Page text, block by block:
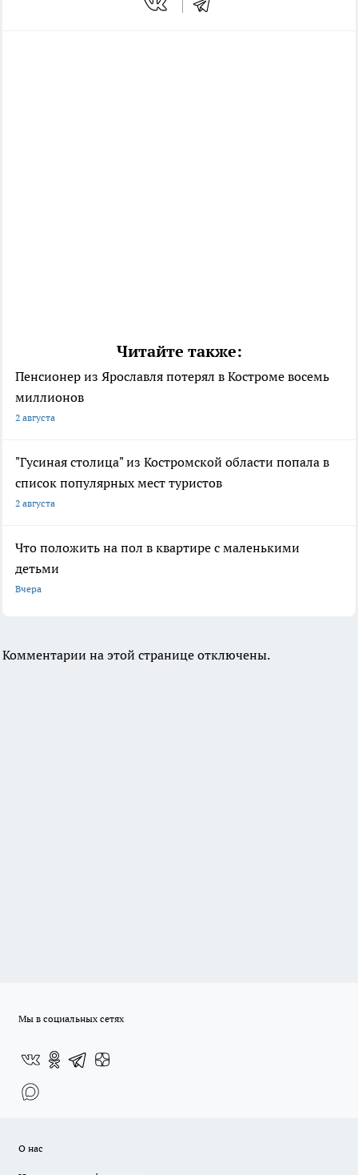
Читайте также:
Пенсионер из Ярославля потерял в Костроме восемь
миллионов
2 августа
"Гусиная столица" из Костромской области попала в
список популярных мест туристов
2 августа
Что положить на пол в квартире с маленькими
детьми
Вчера
Комментарии на этой странице отключены.
Мы в социальных сетях
О нас